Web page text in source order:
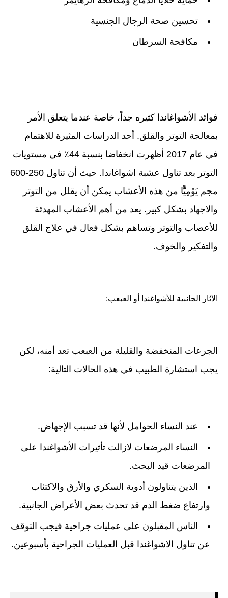
تحسين صحة الرجال الجنسية
مكافحة السرطان
فوائد الأشواغاندا كثيره جداً، خاصة عندما يتعلق الأمر
بمعالجة التوتر والقلق. أحد الدراسات المثيرة للاهتمام
في عام 2017 أظهرت انخفاضا بنسبة 44٪ في مستويات
التوتر بعد تناول عشبة اشواغاندا. حيث أن تناول 250-600
مجم يَوْمِيًّا من هذه الأعشاب يمكن أن يقلل من التوتر
والاجهاد بشكل كبير. يعد من أهم الأعشاب المهدئة
للأعصاب والتوتر وتساهم بشكل فعال في علاج القلق
والتفكير والخوف.
الآثار الجانبية للأشواغندا أو العبعب:
الجرعات المنخفضة والقليلة من العبعب تعد أمنه، لكن
يجب استشارة الطبيب في هذه الحالات التالية:
عند النساء الحوامل لأنها قد تسبب الإجهاض.
النساء المرضعات لازالت تأثيرات الأشواغندا على
المرضعات قيد البحث.
الذين يتناولون أدوية السكري والأرق والاكتئاب
وارتفاع ضغط الدم قد تحدث بعض الأعراض الجانبية.
الناس المقبلون على عمليات جراحية فيجب التوقف
عن تناول الاشواغندا قبل العمليات الجراحية بأسبوعين.